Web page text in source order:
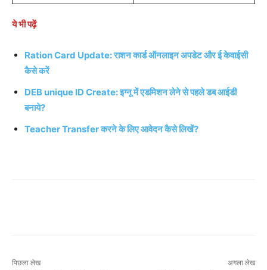
ये भी पढ़ें
Ration Card Update: राशन कार्ड ऑनलाइन अपडेट और ई केवाईसी
कैसे करें
DEB unique ID Create: इग्नू में एडमिशन लेने से पहले डब आईडी
बनाये?
Teacher Transfer करने के लिए आवेदन कैसे लिखें?
पिछला लेख अगला लेख